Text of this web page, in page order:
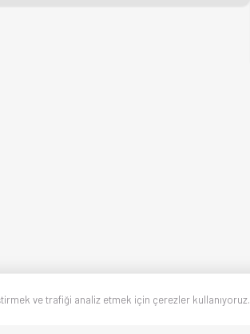
ve trafiği analiz etmek için çerezler kullanıyoruz.